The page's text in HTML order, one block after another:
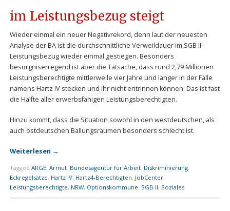
im Leistungsbezug steigt
Wieder einmal ein neuer Negativrekord, denn laut der neuesten
Analyse der BA ist die durchschnittliche Verweildauer im SGB II-
Leistungsbezug wieder einmal gestiegen. Besonders
besorgniserregend ist aber die Tatsache, dass rund 2,79 Millionen
Leistungsberechtigte mittlerweile vier Jahre und länger in der Falle
namens Hartz IV stecken und ihr nicht entrinnen können. Das ist fast
die Hälfte aller erwerbsfähigen Leistungsberechtigten.
Hinzu kommt, dass die Situation sowohl in den westdeutschen, als
auch ostdeutschen Ballungsräumen besonders schlecht ist.
Weiterlesen →
Tagged ARGE, Armut, Bundesagentur für Arbeit, Diskriminierung,
Eckregelsätze, Hartz IV, Hartz4-Berechtigten, JobCenter,
Leistungsberechtigte, NRW, Optionskommune, SGB II, Soziales